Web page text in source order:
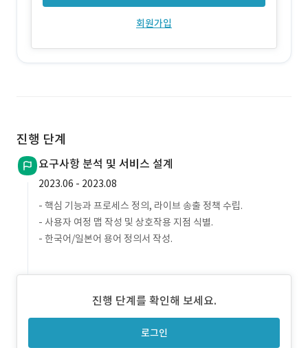
회원가입
진행 단계
요구사항 분석 및 서비스 설계
2023.06 - 2023.08
- 핵심 기능과 프로세스 정의, 라이브 송출 정책 수립.
- 사용자 여정 맵 작성 및 상호작용 지점 식별.
- 한국어/일본어 용어 정의서 작성.
진행 단계를 확인해 보세요.
로그인